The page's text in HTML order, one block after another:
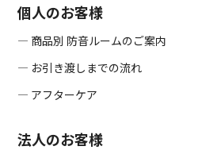
個人のお客様
― 商品別 防音ルームのご案内
― お引き渡しまでの流れ
― アフターケア
法人のお客様